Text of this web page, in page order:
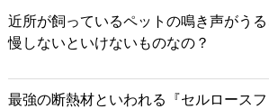
近所が飼っているペットの鳴き声がう
慢しないといけないものなの？
最強の断熱材といわれる『セルロース